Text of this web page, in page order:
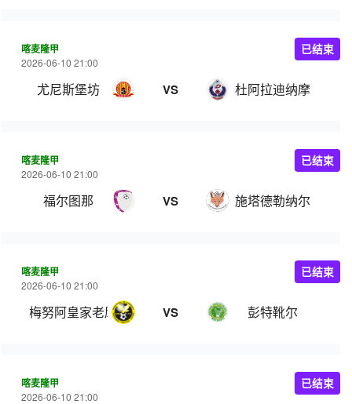
喀麦隆甲
2026-06-10 21:00
尤尼斯堡坊 VS 杜阿拉迪纳摩
已结束
喀麦隆甲
2026-06-10 21:00
福尔图那 VS 施塔德勒纳尔
已结束
喀麦隆甲
2026-06-10 21:00
梅努阿皇家老鹰 VS 彭特靴尔
已结束
喀麦隆甲
2026-06-10 21:00
已结束